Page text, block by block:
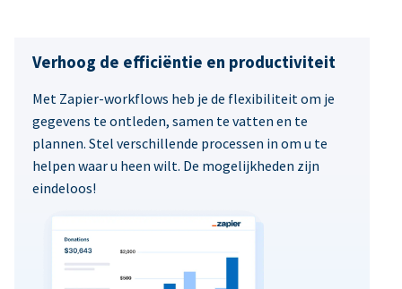
Verhoog de efficiëntie en productiviteit
Met Zapier-workflows heb je de flexibiliteit om je
gegevens te ontleden, samen te vatten en te
plannen. Stel verschillende processen in om u te
helpen waar u heen wilt. De mogelijkheden zijn
eindeloos!